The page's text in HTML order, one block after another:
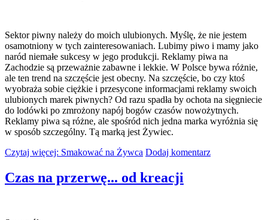
Sektor piwny należy do moich ulubionych. Myślę, że nie jestem
osamotniony w tych zainteresowaniach. Lubimy piwo i mamy jako
naród niemałe sukcesy w jego produkcji. Reklamy piwa na
Zachodzie są przeważnie zabawne i lekkie. W Polsce bywa różnie,
ale ten trend na szczęście jest obecny. Na szczęście, bo czy ktoś
wyobraża sobie ciężkie i przesycone informacjami reklamy swoich
ulubionych marek piwnych? Od razu spadła by ochota na sięgniecie
do lodówki po zmrożony napój bogów czasów nowożytnych.
Reklamy piwa są różne, ale spośród nich jedna marka wyróżnia się
w sposób szczególny. Tą marką jest Żywiec.
Czytaj więcej: Smakować na Żywca Dodaj komentarz
Czas na przerwę... od kreacji